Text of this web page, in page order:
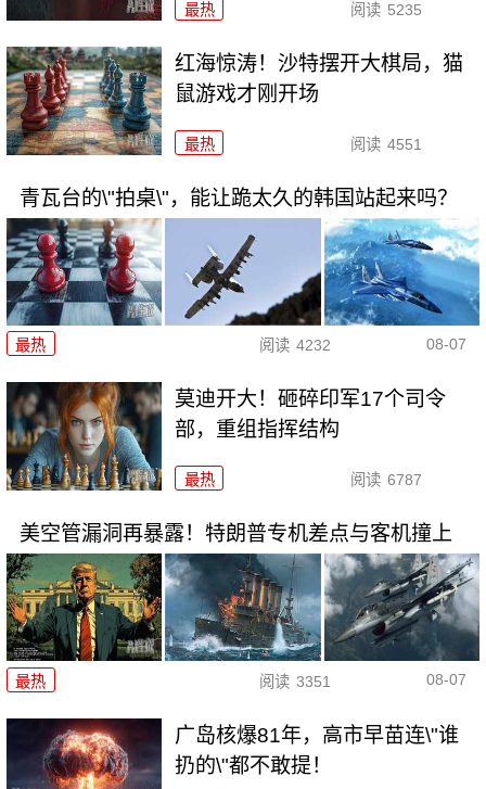
最热 阅读 5235
红海惊涛！沙特摆开大棋局，猫
鼠游戏才刚开场
最热 阅读 4551
青瓦台的\"拍桌\"，能让跪太久的韩国站起来吗？
最热 阅读 4232 08-07
莫迪开大！砸碎印军17个司令
部，重组指挥结构
最热 阅读 6787
美空管漏洞再暴露！特朗普专机差点与客机撞上
最热 阅读 3351 08-07
广岛核爆81年，高市早苗连\"谁
扔的\"都不敢提！